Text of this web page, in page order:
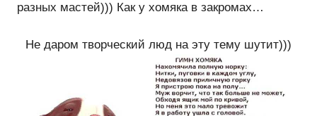
разных мастей))) Как у хомяка в закромах…
Не даром творческий люд на эту тему шутит)))